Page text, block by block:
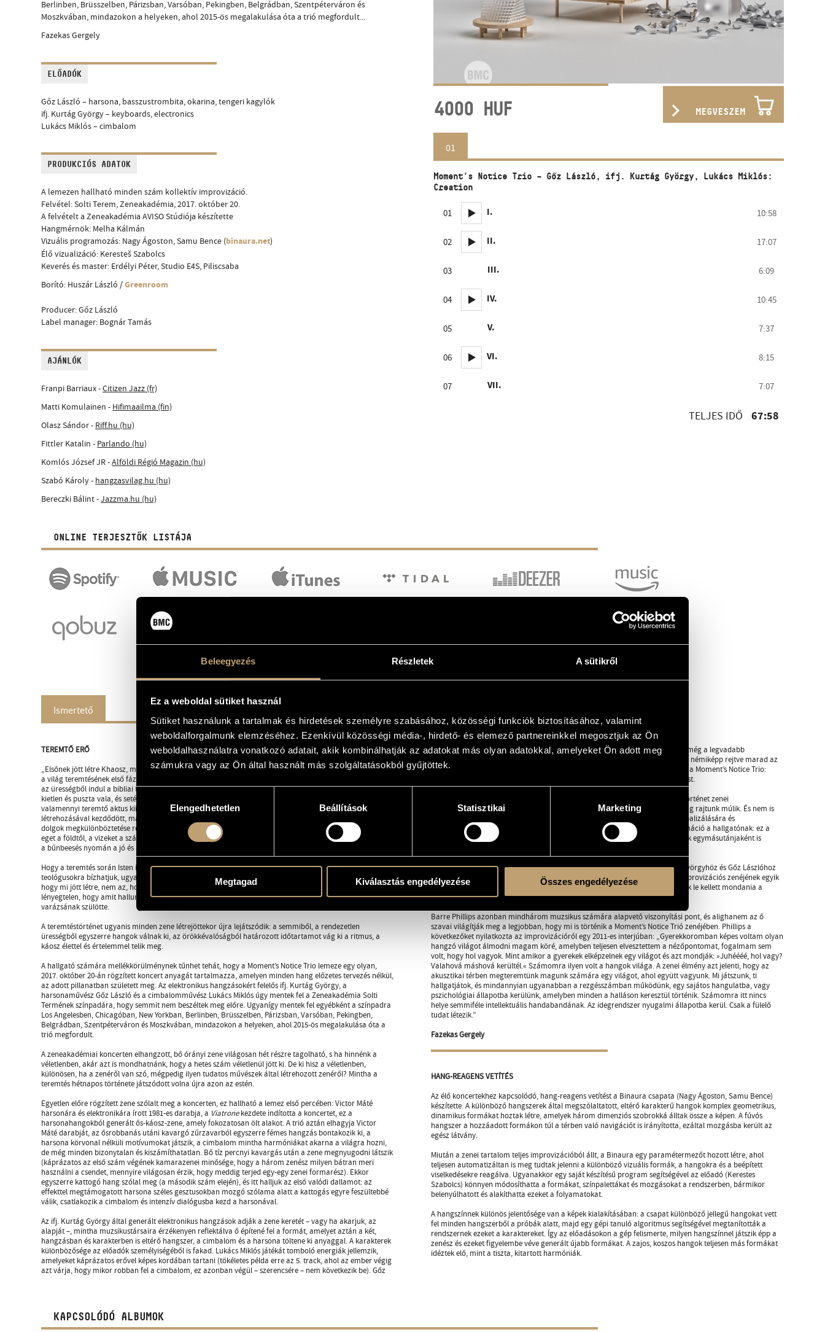
Beleegyezés Részletek A sütikről
Ez a weboldal sütiket használ
Sütiket használunk a tartalmak és hirdetések személyre szabásához, közösségi funkciók biztosításához, valamint
weboldalforgalmunk elemzéséhez. Ezenkívül közösségi média-, hirdető- és elemező partnereinkkel megosztjuk az Ön
weboldalhasználatra vonatkozó adatait, akik kombinálhatják az adatokat más olyan adatokkal, amelyeket Ön adott meg
számukra vagy az Ön által használt más szolgáltatásokból gyűjtöttek.
Hozzájárulás
kiválasztásaElengedhetetlen Beállítások Statisztikai Marketing
Megtagad Kiválasztás engedélyezése Összes engedélyezése
Berlinben, Brüsszelben, Párizsban, Varsóban, Pekingben, Belgrádban, Szentpéterváron és
Moszkvában, mindazokon a helyeken, ahol 2015-ös megalakulása óta a trió megfordult...
Fazekas Gergely
ELŐADÓK
Gőz László – harsona, basszustrombita, okarina, tengeri kagylók
ifj. Kurtág György – keyboards, electronics
Lukács Miklós – cimbalom
PRODUKCIÓS ADATOK
A lemezen hallható minden szám kollektív improvizáció.
Felvétel: Solti Terem, Zeneakadémia, 2017. október 20.
A felvételt a Zeneakadémia AVISO Stúdiója készítette
Hangmérnök: Melha Kálmán
Vizuális programozás: Nagy Ágoston, Samu Bence (binaura.net)
Élő vizualizáció: Keresteš Szabolcs
Keverés és master: Erdélyi Péter, Studio E4S, Piliscsaba
Borító: Huszár László /Greenroom
Producer: Gőz László
Label manager: Bognár Tamás
AJÁNLÓK
Franpi Barriaux -Citizen Jazz (fr)
Matti Komulainen - Hifimaailma (fin)
Olasz Sándor - Riff.hu (hu)
Fittler Katalin - Parlando (hu)
Komlós József JR -Alföldi Régió Magazin (hu)
Szabó Károly - hangzasvilag.hu (hu)
Bereczki Bálint -Jazzma.hu (hu)
4000 HUF MEGVESZEM
01
Moment's Notice Trio – Gőz László, ifj. Kurtág György, Lukács Miklós:
Creation
01 I. 10:58
02 II. 17:07
03 III. 6:09
04 IV. 10:45
05 V. 7:37
06 VI. 8:15
07 VII. 7:07
TELJES IDŐ 67:58
ONLINE TERJESZTŐK LISTÁJA
Ismertető
TEREMTŐ ERŐ
„Elsőnek jött létre Khaosz, majd Gaia követte, / szélesmellű Föld, mindennek biztos alapja” – ekként írja le
a világ teremtésének első fázisát a görög költő, Hésziodosz a Krisztus előtti 8. században. Hasonlóképpen,
az ürességből indul a bibliai teremtéstörténet is: „Kezdetben teremté Isten az eget és a földet. / A föld pedig
kietlen és puszta vala, és setétség vala a mélység színén.” A káosz, a formátlan semmi volna tehát
valamennyi teremtő aktus kiindulópontja. A bibliai elbeszélés szerint a teremtés az ég és a föld
létrehozásával kezdődött, majd Isten szólt, „legyen világosság: és lőn világosság.” Ezt követően Isten a
dolgok megkülönböztetése révén hozta létre a világ rendjét: elválasztotta a világosságot a sötétségtől, az
eget a földtől, a vizeket a szárazföldtől, a nappalt az éjszakától, és így jutunk el végül a férfi és a nő, majd
a bűnbeesés nyomán a jó és a rossz megkülönböztetéséig.
Hogy a teremtés során Isten improvizált-e, vagy előre meghatározott tervet követett, annak eldöntését a
teológusokra bízhatjuk, ugyanakkor a végeredmény szempontjából nincs igazán jelentősége. Az számít,
hogy mi jött létre, nem az, hogy miként. Ami általában véve a zenére is igaz: a befogadó szempontjából
lényegtelen, hogy amit hallunk, hosszas, tudatos kompozíciós munka eredménye, vagy a pillanat
varázsának szülötte.
A teremtéstörténet ugyanis minden zene létrejöttekor újra lejátszódik: a semmiből, a rendezetlen
ürességből egyszerre hangok válnak ki, az örökkévalóságból határozott időtartamot vág ki a ritmus, a
káosz élettel és értelemmel telik meg.
A hallgató számára mellékkörülménynek tűnhet tehát, hogy a Moment’s Notice Trio lemeze egy olyan,
2017. október 20-án rögzített koncert anyagát tartalmazza, amelyen minden hang előzetes tervezés nélkül,
az adott pillanatban született meg. Az elektronikus hangzásokért felelős ifj. Kurtág György, a
harsonaművész Gőz László és a cimbalomművész Lukács Miklós úgy mentek fel a Zeneakadémia Solti
Termének színpadára, hogy semmit nem beszéltek meg előre. Ugyanígy mentek fel egyébként a színpadra
Los Angelesben, Chicagóban, New Yorkban, Berlinben, Brüsszelben, Párizsban, Varsóban, Pekingben,
Belgrádban, Szentpéterváron és Moszkvában, mindazokon a helyeken, ahol 2015-ös megalakulása óta a
trió megfordult.
A zeneakadémiai koncerten elhangzott, bő órányi zene világosan hét részre tagolható, s ha hinnénk a
véletlenben, akár azt is mondhatnánk, hogy a hetes szám véletlenül jött ki. De ki hisz a véletlenben,
különösen, ha a zenéről van szó, mégpedig ilyen tudatos művészek által létrehozott zenéről? Mintha a
teremtés hétnapos története játszódott volna újra azon az estén.
Egyetlen előre rögzített zene szólalt meg a koncerten, ez hallható a lemez első percében: Victor Máté
harsonára és elektronikára írott 1981-es darabja, a Viatronekezdete indította a koncertet, ez a
harsonahangokból generált ős-káosz-zene, amely fokozatosan ölt alakot. A trió aztán elhagyja Victor
Máté darabját, az ősrobbanás utáni kavargó zűrzavarból egyszerre fémes hangzás bontakozik ki, a
harsona körvonal nélküli motívumokat játszik, a cimbalom mintha harmóniákat akarna a világra hozni,
de még minden bizonytalan és kiszámíthatatlan. Bő tíz percnyi kavargás után a zene megnyugodni látszik
(káprázatos az első szám végének kamarazenei minősége, hogy a három zenész milyen bátran meri
használni a csendet, mennyire világosan érzik, hogy meddig terjed egy-egy zenei formarész). Ekkor
egyszerre kattogó hang szólal meg (a második szám elején), és itt halljuk az első valódi dallamot: az
effekttel megtámogatott harsona széles gesztusokban mozgó szólama alatt a kattogás egyre feszültebbé
válik, csatlakozik a cimbalom és intenzív dialógusba kezd a harsonával.
Az ifj. Kurtág György által generált elektronikus hangzások adják a zene keretét – vagy ha akarjuk, az
alapját –, mintha muzsikustársaira érzékenyen reflektálva ő építené fel a formát, amelyet aztán a két,
hangzásban és karakterben is eltérő hangszer, a cimbalom és a harsona töltene ki anyaggal. A karakterek
különbözősége az előadók személyiségéből is fakad. Lukács Miklós játékát tomboló energiák jellemzik,
amelyeket káprázatos erővel képes kordában tartani (tökéletes példa erre az 5. track, ahol az ember végig
azt várja, hogy mikor robban fel a cimbalom, ez azonban végül – szerencsére – nem következik be). Gőz
László harsonajátéka ugyanakkor mindvégig lenyűgöző nyugalmat sugároz, még a legvadabb
pillanatokban sem veszíti el méltóságát. Ifj. Kurtág György személyisége pedig némiképp rejtve marad az
elektronikus hangzások mögött, s alighanem éppen ettől működik tökéletesen a Moment’s Notice Trio:
hogy a három zenész nemcsak zeneileg, hanem emberileg is kiegészíti egymást.
Persze, hogy valamiféle történetként hallgatjuk-e a zenét (például a teremtéstörténet zenei
újragondolásaként), vagy három érzékeny ember párbeszédeként, az kizárólag rajtunk múlik. És nem is
biztos, hogy érdemes kísérletet tenni a lemezen hallható zenei események verbalizálására és
racionalizálására, hiszen a figyelmes zenehallgatás számára (és fontos információ a hallgatónak: ez a
lemez háttérzeneként nem működik) absztrakt zeneként, hangzások és formák egymásutánjaként is
A trió 2015-ben a Chelsea Music Festival felkérésére állt össze, bár ifj. Kurtág Györgyhöz és Gőz Lászlóhoz
eredetileg Barre Phillips, a legendás nagybőgőművész, az utóbbi évtizedek improvizációs zenéjének egyik
legnagyobb hatású alakja csatlakozott volna. Mivel betegsége miatt Phillipsnek le kellett mondania a
koncertet, Lukács Miklós ugrott be a helyére, és a felállás azóta nem változott.
Barre Phillips azonban mindhárom muzsikus számára alapvető viszonyítási pont, és alighanem az ő
szavai világítják meg a legjobban, hogy mi is történik a Moment’s Notice Trió zenéjében. Phillips a
következőket nyilatkozta az improvizációról egy 2011-es interjúban: „Gyerekkoromban képes voltam olyan
hangzó világot álmodni magam köré, amelyben teljesen elvesztettem a nézőpontomat, fogalmam sem
volt, hogy hol vagyok. Mint amikor a gyerekek elképzelnek egy világot és azt mondják: »Juhéééé, hol vagy?
Valahová máshová kerültél.« Számomra ilyen volt a hangok világa. A zenei élmény azt jelenti, hogy az
akusztikai térben megteremtünk magunk számára egy világot, ahol együtt vagyunk. Mi játszunk, ti
hallgatjátok, és mindannyian ugyanabban a rezgésszámban működünk, egy sajátos hangulatba, vagy
pszichológiai állapotba kerülünk, amelyben minden a halláson keresztül történik. Számomra itt nincs
helye semmiféle intellektuális handabandának. Az idegrendszer nyugalmi állapotba kerül. Csak a fülelő
tudat létezik.”
Fazekas Gergely
HANG-REAGENS VETÍTÉS
Az élő koncertekhez kapcsolódó, hang-reagens vetítést a Binaura csapata (Nagy Ágoston, Samu Bence)
készítette. A különböző hangszerek által megszólaltatott, eltérő karakterű hangok komplex geometrikus,
dinamikus formákat hoztak létre, amelyek három dimenziós szobrokká álltak össze a képen. A fúvós
hangszer a hozzáadott formákon túl a térben való navigációt is irányította, ezáltal mozgásba került az
egész látvány.
Miután a zenei tartalom teljes improvizációból állt, a Binaura egy paramétermezőt hozott létre, ahol
teljesen automatizáltan is meg tudtak jelenni a különböző vizuális formák, a hangokra és a beépített
viselkedésekre reagálva. Ugyanakkor egy saját készítésű program segítségével az előadó (Kerestes
Szabolcs) könnyen módosíthatta a formákat, színpalettákat és mozgásokat a rendszerben, bármikor
belenyúlhatott és alakíthatta ezeket a folyamatokat.
A hangszínnek különös jelentősége van a képek kialakításában: a csapat különböző jellegű hangokat vett
fel minden hangszerből a próbák alatt, majd egy gépi tanuló algoritmus segítségével megtanították a
rendszernek ezeket a karaktereket. Így az előadásokon a gép felismerte, milyen hangszínnel játszik épp a
zenész és ezeket figyelembe véve generált újabb formákat. A zajos, koszos hangok teljesen más formákat
idéztek elő, mint a tiszta, kitartott harmóniák.
KAPCSOLÓDÓ ALBUMOK